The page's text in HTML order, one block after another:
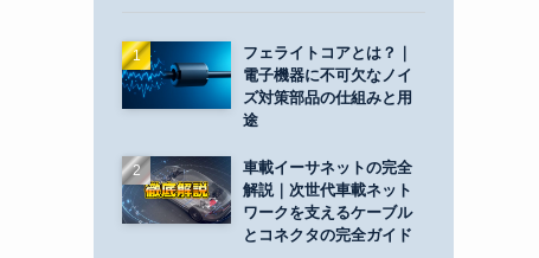
フェライトコアとは？｜
電子機器に不可欠なノイ
ズ対策部品の仕組みと用
途
車載イーサネットの完全
解説｜次世代車載ネット
ワークを支えるケーブル
とコネクタの完全ガイド